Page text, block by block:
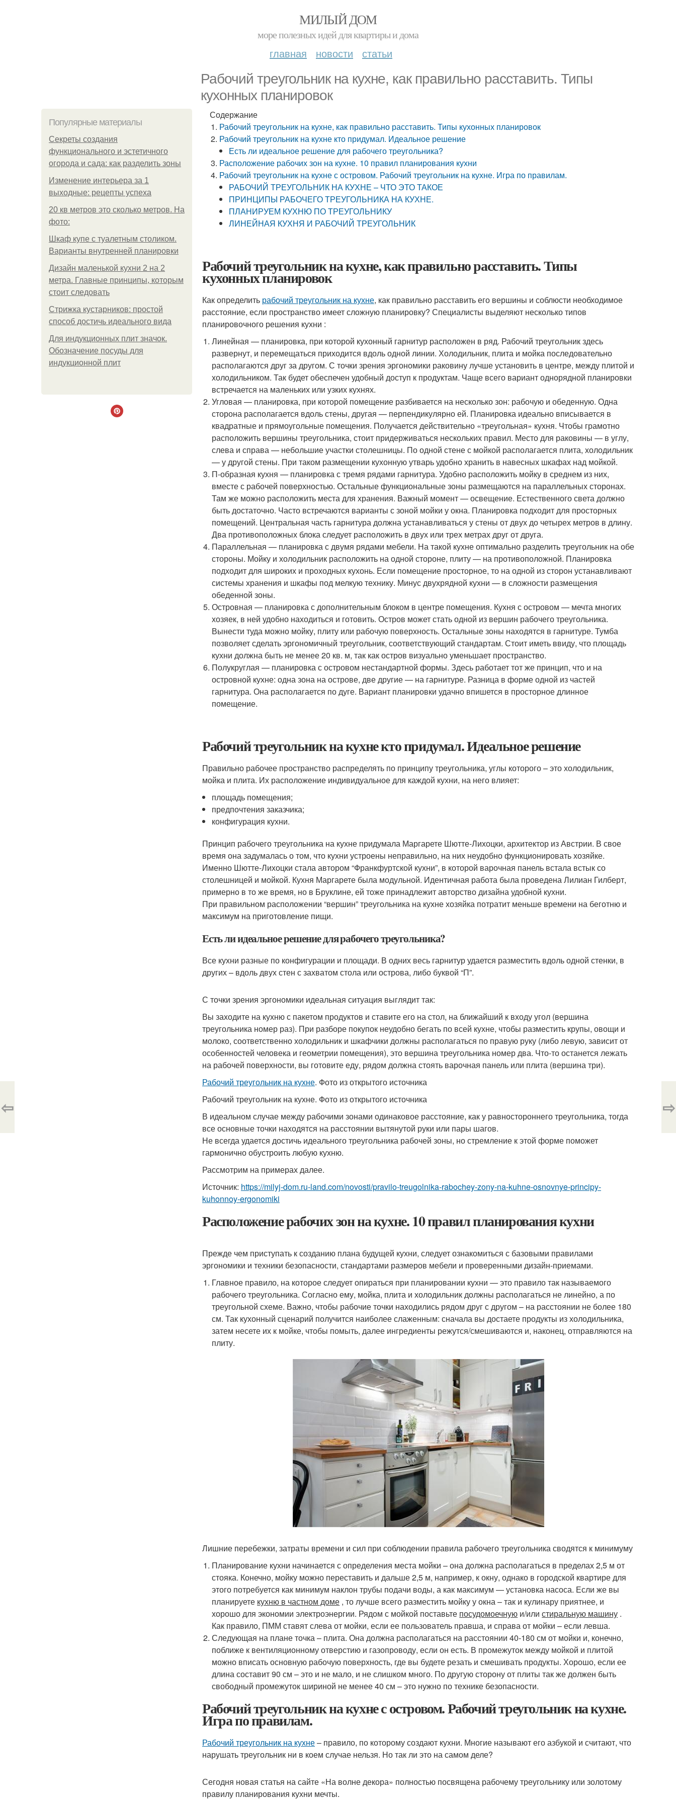
МИЛЫЙ ДОМ
море полезных идей для квартиры и дома
главная новости статьи
Рабочий треугольник на кухне, как правильно расставить. Типы
кухонных планировок
Популярные материалы
Секреты создания
функционального и эстетичного
огорода и сада: как разделить зоны
Изменение интерьера за 1
выходные: рецепты успеха
20 кв метров это сколько метров. На
фото:
Шкаф купе с туалетным столиком.
Варианты внутренней планировки
Дизайн маленькой кухни 2 на 2
метра. Главные принципы, которым
стоит следовать
Стрижка кустарников: простой
способ достичь идеального вида
Для индукционных плит значок.
Обозначение посуды для
индукционной плит
Содержание
Рабочий треугольник на кухне, как правильно расставить. Типы кухонных планировок
Рабочий треугольник на кухне кто придумал. Идеальное решение
Есть ли идеальное решение для рабочего треугольника?
Расположение рабочих зон на кухне. 10 правил планирования кухни
Рабочий треугольник на кухне с островом. Рабочий треугольник на кухне. Игра по правилам.
РАБОЧИЙ ТРЕУГОЛЬНИК НА КУХНЕ – ЧТО ЭТО ТАКОЕ
ПРИНЦИПЫ РАБОЧЕГО ТРЕУГОЛЬНИКА НА КУХНЕ.
ПЛАНИРУЕМ КУХНЮ ПО ТРЕУГОЛЬНИКУ
ЛИНЕЙНАЯ КУХНЯ И РАБОЧИЙ ТРЕУГОЛЬНИК
Рабочий треугольник на кухне, как правильно расставить. Типы
кухонных планировок
Как определить рабочий треугольник на кухне, как правильно расставить его вершины и соблюсти необходимое
расстояние, если пространство имеет сложную планировку? Специалисты выделяют несколько типов
планировочного решения кухни :
Линейная — планировка, при которой кухонный гарнитур расположен в ряд. Рабочий треугольник здесь
развернут, и перемещаться приходится вдоль одной линии. Холодильник, плита и мойка последовательно
располагаются друг за другом. С точки зрения эргономики раковину лучше установить в центре, между плитой и
холодильником. Так будет обеспечен удобный доступ к продуктам. Чаще всего вариант однорядной планировки
встречается на маленьких или узких кухнях.
Угловая — планировка, при которой помещение разбивается на несколько зон: рабочую и обеденную. Одна
сторона располагается вдоль стены, другая — перпендикулярно ей. Планировка идеально вписывается в
квадратные и прямоугольные помещения. Получается действительно «треугольная» кухня. Чтобы грамотно
расположить вершины треугольника, стоит придерживаться нескольких правил. Место для раковины — в углу,
слева и справа — небольшие участки столешницы. По одной стене с мойкой располагается плита, холодильник
— у другой стены. При таком размещении кухонную утварь удобно хранить в навесных шкафах над мойкой.
П-образная кухня — планировка с тремя рядами гарнитура. Удобно расположить мойку в среднем из них,
вместе с рабочей поверхностью. Остальные функциональные зоны размещаются на параллельных сторонах.
Там же можно расположить места для хранения. Важный момент — освещение. Естественного света должно
быть достаточно. Часто встречаются варианты с зоной мойки у окна. Планировка подходит для просторных
помещений. Центральная часть гарнитура должна устанавливаться у стены от двух до четырех метров в длину.
Два противоположных блока следует расположить в двух или трех метрах друг от друга.
Параллельная — планировка с двумя рядами мебели. На такой кухне оптимально разделить треугольник на обе
стороны. Мойку и холодильник расположить на одной стороне, плиту — на противоположной. Планировка
подходит для широких и проходных кухонь. Если помещение просторное, то на одной из сторон устанавливают
системы хранения и шкафы под мелкую технику. Минус двухрядной кухни — в сложности размещения
обеденной зоны.
Островная — планировка с дополнительным блоком в центре помещения. Кухня с островом — мечта многих
хозяек, в ней удобно находиться и готовить. Остров может стать одной из вершин рабочего треугольника.
Вынести туда можно мойку, плиту или рабочую поверхность. Остальные зоны находятся в гарнитуре. Тумба
позволяет сделать эргономичный треугольник, соответствующий стандартам. Стоит иметь ввиду, что площадь
кухни должна быть не менее 20 кв. м, так как остров визуально уменьшает пространство.
Полукруглая — планировка с островом нестандартной формы. Здесь работает тот же принцип, что и на
островной кухне: одна зона на острове, две другие — на гарнитуре. Разница в форме одной из частей
гарнитура. Она располагается по дуге. Вариант планировки удачно впишется в просторное длинное
помещение.
Рабочий треугольник на кухне кто придумал. Идеальное решение
Правильно рабочее пространство распределять по принципу треугольника, углы которого – это холодильник,
мойка и плита. Их расположение индивидуальное для каждой кухни, на него влияет:
площадь помещения;
предпочтения заказчика;
конфигурация кухни.
Принцип рабочего треугольника на кухне придумала Маргарете Шютте-Лихоцки, архитектор из Австрии. В свое
время она задумалась о том, что кухни устроены неправильно, на них неудобно функционировать хозяйке.
Именно Шютте-Лихоцки стала автором “Франкфуртской кухни”, в которой варочная панель встала встык со
столешницей и мойкой. Кухня Маргарете была модульной. Идентичная работа была проведена Лилиан Гилберт,
примерно в то же время, но в Бруклине, ей тоже принадлежит авторство дизайна удобной кухни.
При правильном расположении “вершин” треугольника на кухне хозяйка потратит меньше времени на беготню и
максимум на приготовление пищи.
Есть ли идеальное решение для рабочего треугольника?
Все кухни разные по конфигурации и площади. В одних весь гарнитур удается разместить вдоль одной стенки, в
других – вдоль двух стен с захватом стола или острова, либо буквой “П”.
С точки зрения эргономики идеальная ситуация выглядит так:
Вы заходите на кухню с пакетом продуктов и ставите его на стол, на ближайший к входу угол (вершина
треугольника номер раз). При разборе покупок неудобно бегать по всей кухне, чтобы разместить крупы, овощи и
молоко, соответственно холодильник и шкафчики должны располагаться по правую руку (либо левую, зависит от
особенностей человека и геометрии помещения), это вершина треугольника номер два. Что-то останется лежать
на рабочей поверхности, вы готовите еду, рядом должна стоять варочная панель или плита (вершина три).
Рабочий треугольник на кухне. Фото из открытого источника
Рабочий треугольник на кухне. Фото из открытого источника
В идеальном случае между рабочими зонами одинаковое расстояние, как у равностороннего треугольника, тогда
все основные точки находятся на расстоянии вытянутой руки или пары шагов.
Не всегда удается достичь идеального треугольника рабочей зоны, но стремление к этой форме поможет
гармонично обустроить любую кухню.
Рассмотрим на примерах далее.
Источник: https://milyj-dom.ru-land.com/novosti/pravilo-treugolnika-rabochey-zony-na-kuhne-osnovnye-principy-
kuhonnoy-ergonomiki
Расположение рабочих зон на кухне. 10 правил планирования кухни
Прежде чем приступать к созданию плана будущей кухни, следует ознакомиться с базовыми правилами
эргономики и техники безопасности, стандартами размеров мебели и проверенными дизайн-приемами.
Главное правило, на которое следует опираться при планировании кухни — это правило так называемого
рабочего треугольника. Согласно ему, мойка, плита и холодильник должны располагаться не линейно, а по
треугольной схеме. Важно, чтобы рабочие точки находились рядом друг с другом – на расстоянии не более 180
см. Так кухонный сценарий получится наиболее слаженным: сначала вы достаете продукты из холодильника,
затем несете их к мойке, чтобы помыть, далее ингредиенты режутся/смешиваются и, наконец, отправляются на
плиту.
Лишние перебежки, затраты времени и сил при соблюдении правила рабочего треугольника сводятся к минимуму
Планирование кухни начинается с определения места мойки – она должна располагаться в пределах 2,5 м от
стояка. Конечно, мойку можно переставить и дальше 2,5 м, например, к окну, однако в городской квартире для
этого потребуется как минимум наклон трубы подачи воды, а как максимум — установка насоса. Если же вы
планируете кухню в частном доме , то лучше всего разместить мойку у окна – так и кулинару приятнее, и
хорошо для экономии электроэнергии. Рядом с мойкой поставьте посудомоечную и/илистиральную машину .
Как правило, ПММ ставят слева от мойки, если ее пользователь правша, и справа от мойки – если левша.
Следующая на плане точка – плита. Она должна располагаться на расстоянии 40-180 см от мойки и, конечно,
поближе к вентиляционному отверстию и газопроводу, если он есть. В промежуток между мойкой и плитой
можно вписать основную рабочую поверхность, где вы будете резать и смешивать продукты. Хорошо, если ее
длина составит 90 см – это и не мало, и не слишком много. По другую сторону от плиты так же должен быть
свободный промежуток шириной не менее 40 см – это нужно по технике безопасности.
Рабочий треугольник на кухне с островом. Рабочий треугольник на кухне.
Игра по правилам.
Рабочий треугольник на кухне– правило, по которому создают кухни. Многие называют его азбукой и считают, что
нарушать треугольник ни в коем случае нельзя. Но так ли это на самом деле?
Сегодня новая статья на сайте «На волне декора» полностью посвящена рабочему треугольнику или золотому
правилу планирования кухни мечты.
⇦ ⇨